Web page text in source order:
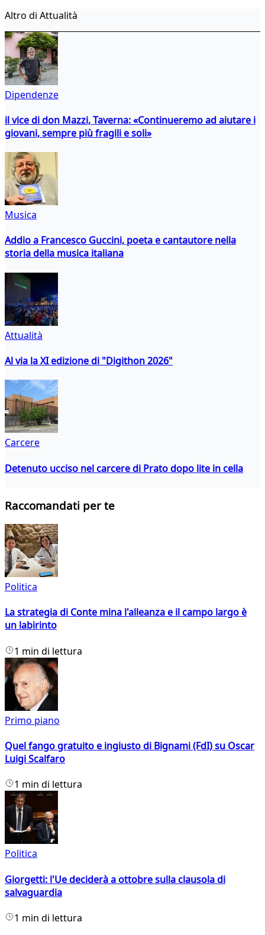
Altro di Attualità
Dipendenze
il vice di don Mazzi, Taverna: «Continueremo ad aiutare i
giovani, sempre più fragili e soli»
Musica
Addio a Francesco Guccini, poeta e cantautore nella
storia della musica italiana
Attualità
Al via la XI edizione di "Digithon 2026"
Carcere
Detenuto ucciso nel carcere di Prato dopo lite in cella
Raccomandati per te
Politica
La strategia di Conte mina l'alleanza e il campo largo è
un labirinto
1 min di lettura
Primo piano
Quel fango gratuito e ingiusto di Bignami (FdI) su Oscar
Luigi Scalfaro
1 min di lettura
Politica
Giorgetti: l'Ue deciderà a ottobre sulla clausola di
salvaguardia
1 min di lettura